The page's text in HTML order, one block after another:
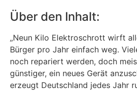
Über den Inhalt:
„Neun Kilo Elektroschrott wirft
Bürger pro Jahr einfach weg.
noch repariert werden, doch
günstiger, ein neues Gerät
erzeugt Deutschland jedes Jahr